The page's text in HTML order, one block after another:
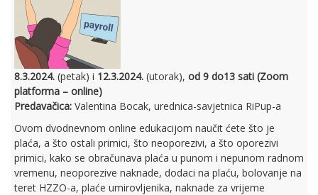
8.3.2024. (petak) i 12.3.2024. (utorak), od 9 do13 sati (Zoom
platforma – online)
Predavačica: Valentina Bocak, urednica-savjetnica RiPup-a
Ovom dvodnevnom online edukacijom naučit ćete što je
plaća, a što ostali primici, što neoporezivi, a što oporezivi
primici, kako se obračunava plaća u punom i nepunom radnom
vremenu, neoporezive naknade, dodaci na plaću, bolovanje na
teret HZZO-a, plaće umirovljenika, naknade za vrijeme